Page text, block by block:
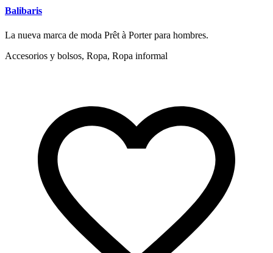
Balibaris
La nueva marca de moda Prêt à Porter para hombres.
Accesorios y bolsos, Ropa, Ropa informal